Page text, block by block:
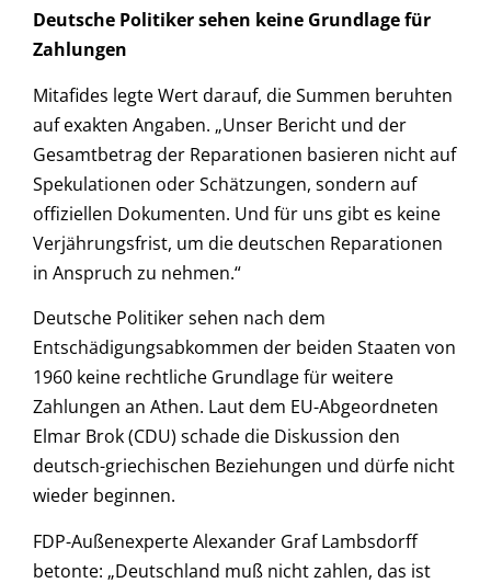
Deutsche Politiker sehen keine Grundlage für
Zahlungen
Mitafides legte Wert darauf, die Summen beruhten
auf exakten Angaben. „Unser Bericht und der
Gesamtbetrag der Reparationen basieren nicht auf
Spekulationen oder Schätzungen, sondern auf
offiziellen Dokumenten. Und für uns gibt es keine
Verjährungsfrist, um die deutschen Reparationen
in Anspruch zu nehmen.“
Deutsche Politiker sehen nach dem
Entschädigungsabkommen der beiden Staaten von
1960 keine rechtliche Grundlage für weitere
Zahlungen an Athen. Laut dem EU-Abgeordneten
Elmar Brok (CDU) schade die Diskussion den
deutsch-griechischen Beziehungen und dürfe nicht
wieder beginnen.
FDP-Außenexperte Alexander Graf Lambsdorff
betonte: „Deutschland muß nicht zahlen, das ist